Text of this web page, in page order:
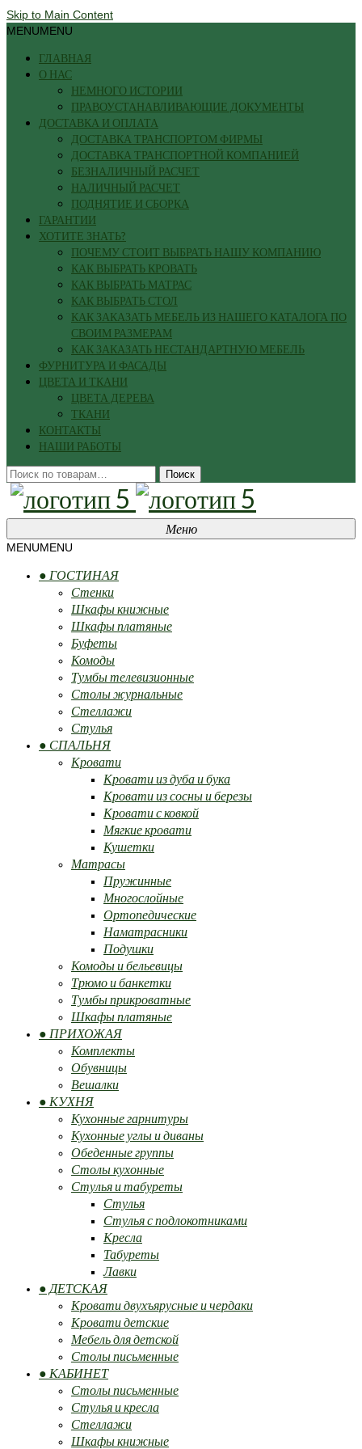
Skip to Main Content
MENUMENU
ГЛАВНАЯ
О НАС
НЕМНОГО ИСТОРИИ
ПРАВОУСТАНАВЛИВАЮЩИЕ ДОКУМЕНТЫ
ДОСТАВКА И ОПЛАТА
ДОСТАВКА ТРАНСПОРТОМ ФИРМЫ
ДОСТАВКА ТРАНСПОРТНОЙ КОМПАНИЕЙ
БЕЗНАЛИЧНЫЙ РАСЧЕТ
НАЛИЧНЫЙ РАСЧЕТ
ПОДНЯТИЕ И СБОРКА
ГАРАНТИИ
ХОТИТЕ ЗНАТЬ?
ПОЧЕМУ СТОИТ ВЫБРАТЬ НАШУ КОМПАНИЮ
КАК ВЫБРАТЬ КРОВАТЬ
КАК ВЫБРАТЬ МАТРАС
КАК ВЫБРАТЬ СТОЛ
КАК ЗАКАЗАТЬ МЕБЕЛЬ ИЗ НАШЕГО КАТАЛОГА ПО
СВОИМ РАЗМЕРАМ
КАК ЗАКАЗАТЬ НЕСТАНДАРТНУЮ МЕБЕЛЬ
ФУРНИТУРА И ФАСАДЫ
ЦВЕТА И ТКАНИ
ЦВЕТА ДЕРЕВА
ТКАНИ
КОНТАКТЫ
НАШИ РАБОТЫ
Искать: Поиск
Меню
MENUMENU
● ГОСТИНАЯ
Стенки
Шкафы книжные
Шкафы платяные
Буфеты
Комоды
Тумбы телевизионные
Столы журнальные
Стеллажи
Стулья
● СПАЛЬНЯ
Кровати
Кровати из дуба и бука
Кровати из сосны и березы
Кровати с ковкой
Мягкие кровати
Кушетки
Матрасы
Пружинные
Многослойные
Ортопедические
Наматрасники
Подушки
Комоды и бельевицы
Трюмо и банкетки
Тумбы прикроватные
Шкафы платяные
● ПРИХОЖАЯ
Комплекты
Обувницы
Вешалки
● КУХНЯ
Кухонные гарнитуры
Кухонные углы и диваны
Обеденные группы
Столы кухонные
Стулья и табуреты
Стулья
Стулья с подлокотниками
Кресла
Табуреты
Лавки
● ДЕТСКАЯ
Кровати двухъярусные и чердаки
Кровати детские
Мебель для детской
Столы письменные
● КАБИНЕТ
Столы письменные
Стулья и кресла
Стеллажи
Шкафы книжные